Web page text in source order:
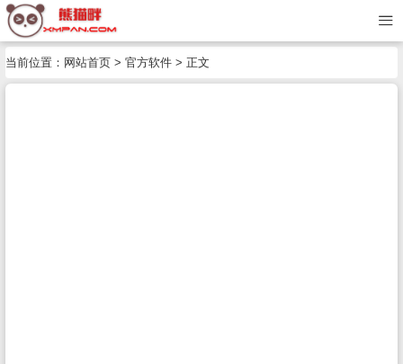
当前位置： 网站首页 > 官方软件 > 正文